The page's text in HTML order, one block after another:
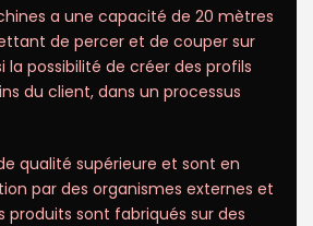
a une capacité de 20 mètres
de percer et de couper sur
la possibilité de créer des profils
du client, dans un processus
qualité supérieure et sont en
par des organismes externes et
produits sont fabriqués sur des